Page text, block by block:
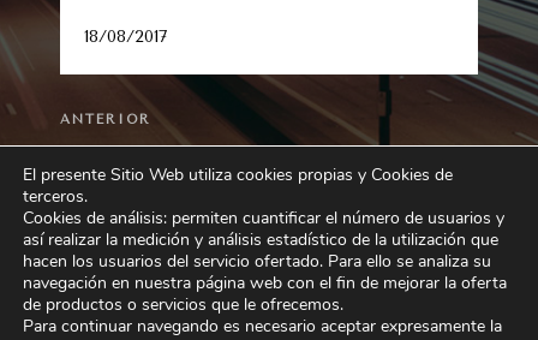
18/08/2017
Entrada
anterior:
ANTERIOR
Fórmula E del 2 al 5 de octubre
Siguiente
entrada
SIGUIENTE
Gabriel Paulista ya ha pasado el
reconocimiento médico en Valencia
El presente Sitio Web utiliza cookies propias y Cookies de
terceros.
Cookies de análisis: permiten cuantificar el número de usuarios y
así realizar la medición y análisis estadístico de la utilización que
hacen los usuarios del servicio ofertado. Para ello se analiza su
navegación en nuestra página web con el fin de mejorar la oferta
de productos o servicios que le ofrecemos.
Para continuar navegando es necesario aceptar expresamente la